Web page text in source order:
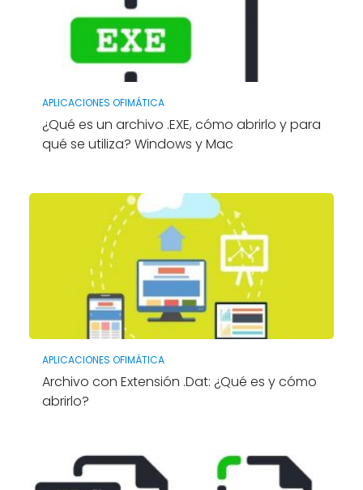
APLICACIONES OFIMÁTICA
¿Qué es un archivo .EXE, cómo abrirlo y para
qué se utiliza? Windows y Mac
APLICACIONES OFIMÁTICA
Archivo con Extensión .Dat: ¿Qué es y cómo
abrirlo?